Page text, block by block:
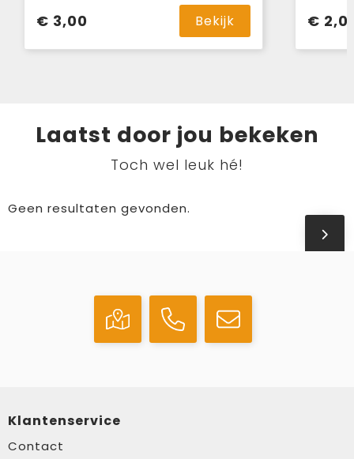
€ 3,00 Bekijk €
Laatst door jou bekeken
Toch wel leuk hé!
Geen resultaten gevonden.
Klantenservice
Contact